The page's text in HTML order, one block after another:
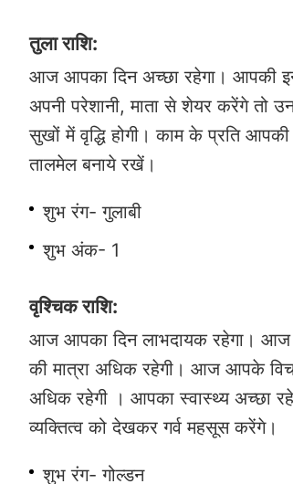
तुला राशि:
आज आपका दिन अच्छा रहेगा। आपकी
अपनी परेशानी, माता से शेयर करेंगे तो
सुखों में वृद्धि होगी। काम के प्रति
तालमेल बनाये रखें।
शुभ रंग- गुलाबी
शुभ अंक- 1
वृश्चिक राशि:
आज आपका दिन लाभदायक रहेगा।
की मात्रा अधिक रहेगी। आज आपके
अधिक रहेगी । आपका स्वास्थ्य अच्छा
व्यक्तित्व को देखकर गर्व महसूस करेंगे।
शुभ रंग- गोल्डन